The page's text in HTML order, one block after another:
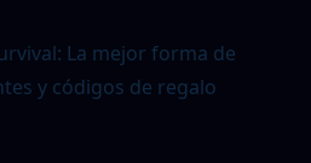
La mejor forma de
y códigos de regalo